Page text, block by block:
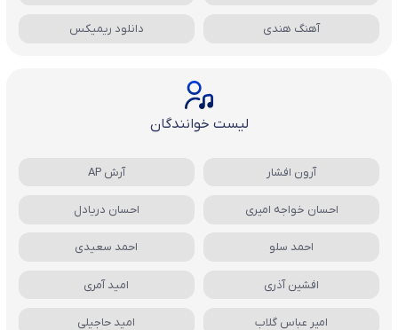
آهنگ هندی دانلود ریمیکس
لیست خوانندگان
آرون افشار آرش AP
احسان خواجه امیری احسان دریادل
احمد سلو احمد سعیدی
افشین آذری امید آمری
امیر عباس گلاب امید حاجیلی